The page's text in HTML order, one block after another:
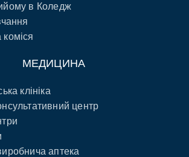
в Коледж
МЕДИЦИНА
клініка
центр
аптека